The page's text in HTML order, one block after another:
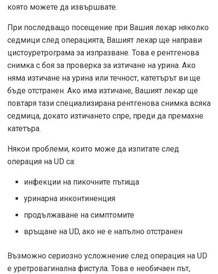
която можете да извършвате.
При последващо посещение при Вашия лекар няколко
седмици след операцията, Вашият лекар ще направи
цистоуретрограма за изпразване. Това е рентгенова
снимка с боя за проверка за изтичане на урина. Ако
няма изтичане на урина или течност, катетърът ви ще
бъде отстранен. Ако има изтичане, Вашият лекар ще
повтаря тази специализирана рентгенова снимка всяка
седмица, докато изтичането спре, преди да премахне
катетъра.
Някои проблеми, които може да изпитате след
операция на UD са:
инфекции на пикочните пътища
уринарна инконтиненция
продължаване на симптомите
връщане на UD, ако не е напълно отстранен
Възможно сериозно усложнение след операция на UD
е уретровагинална фистула. Това е необичаен път,